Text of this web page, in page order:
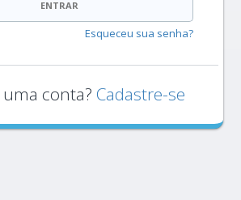
ENTRAR
Esqueceu sua senha?
conta? Cadastre-se